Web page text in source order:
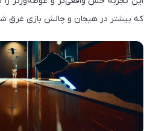
که بیشتر در هیجان و چالش بازی غرق